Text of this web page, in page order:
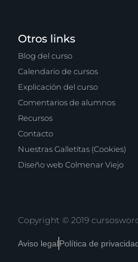
Otros links
Blog del curso
Calendario de cursos
Explicación del curso
Comentarios de alumnos
Recursos
Contacto
Nuestras Galletitas (Cookies)
Diseño web Colmenar Viejo
Copyright © 2019
Aviso legalPolítica de